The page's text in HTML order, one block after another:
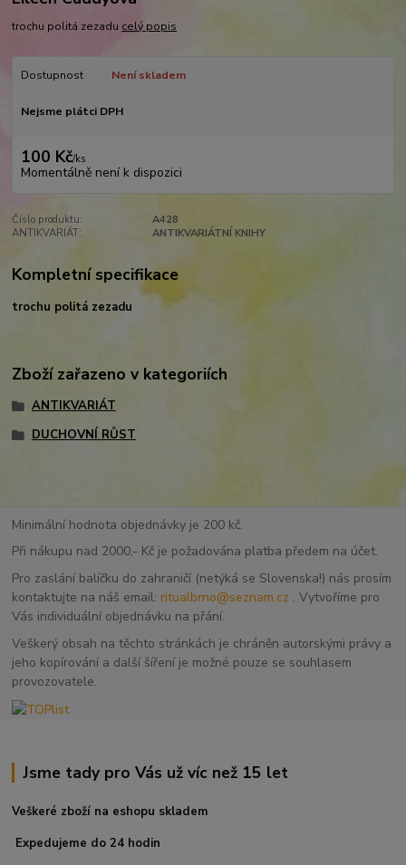
trochu politá zezadu celý popis
Dostupnost Není skladem
Nejsme plátci DPH
100 Kč/ks
Momentálně není k dispozici
Číslo produktu:
A428
ANTIKVARIÁT:
ANTIKVARIÁTNÍ KNIHY
Kompletní specifikace
trochu politá zezadu
Zboží zařazeno v kategoriích
ANTIKVARIÁT
DUCHOVNÍ RŮST
Minimální hodnota objednávky je 200 kč.
Při nákupu nad 2000,- Kč je požadována platba předem na účet.
Pro zaslání balíčku do zahraničí (netýká se Slovenska!) nás prosím
kontaktujte na náš email: ritualbrno@seznam.cz . Vytvoříme pro
Vás individuální objednávku na přání.
Veškerý obsah na těchto stránkách je chráněn autorskými právy a
jeho kopírování a další šíření je možné pouze se souhlasem
provozovatele.
Jsme tady pro Vás už víc než 15 let
Veškeré zboží na eshopu skladem
Expedujeme do 24 hodin